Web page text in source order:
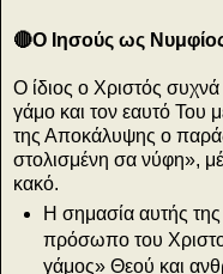
🔴Ο Ιησούς ως
Ο ίδιος ο Χριστός
γάμο και τον εαυτό Του
της Αποκάλυψης ο
στολισμένη σα νύφη»,
κακό.
Η σημασία αυτής
πρόσωπο του
γάμος» Θεού και